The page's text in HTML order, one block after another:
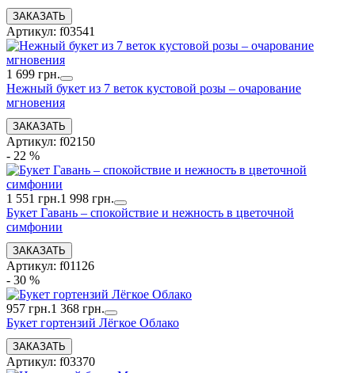
Артикул: f03541
1 699 грн.
Нежный букет из 7 веток кустовой розы – очарование
мгновения
Артикул: f02150
- 22 %
1 551 грн.1 998 грн.
Букет Гавань – спокойствие и нежность в цветочной
симфонии
Артикул: f01126
- 30 %
957 грн.1 368 грн.
Букет гортензий Лёгкое Облако
Артикул: f03370